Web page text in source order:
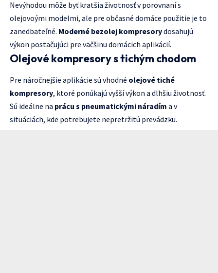
Nevýhodou môže byť kratšia životnosť v porovnaní s
olejovoými modelmi, ale pre občasné domáce použitie je to
zanedbateľné. Moderné bezolej kompresorydosahujú
výkon postačujúci pre väčšinu domácich aplikácií.
Olejové kompresory s tichým chodom
Pre náročnejšie aplikácie sú vhodné olejové tiché
kompresory, ktoré ponúkajú vyšší výkon a dlhšiu životnosť.
Sú ideálne na prácu s pneumatickými náradím a v
situáciách, kde potrebujete nepretržitú prevádzku.